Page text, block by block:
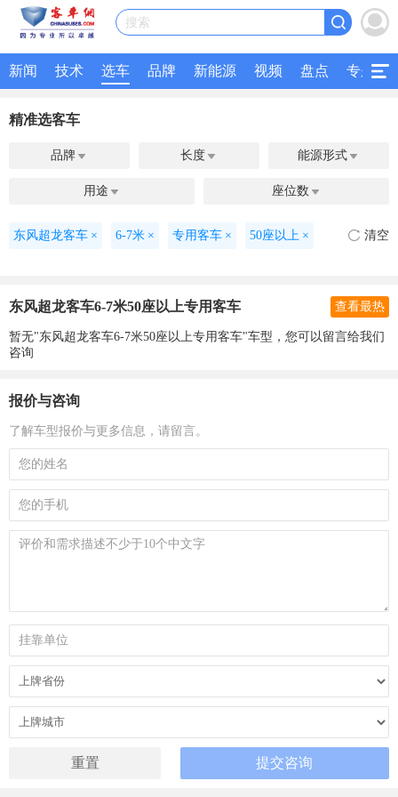
搜索
新闻 技术 选车 品牌 新能源 视频 盘点 专题
精准选客车
品牌  长度  能源形式 
用途  座位数 
东风超龙客车 × 6-7米 × 专用客车 × 50座以上 × 清空
东风超龙客车6-7米50座以上专用客车 查看最热
暂无"东风超龙客车6-7米50座以上专用客车"车型，您可以留言给我们
咨询
报价与咨询
了解车型报价与更多信息，请留言。